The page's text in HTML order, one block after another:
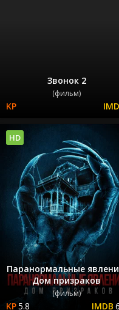
Звонок 2
(фильм)
Паранормальные
Дом призраков
(фильм)
5.8
HD